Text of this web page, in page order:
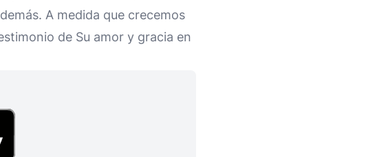
A medida que crecemos
de Su amor y gracia en